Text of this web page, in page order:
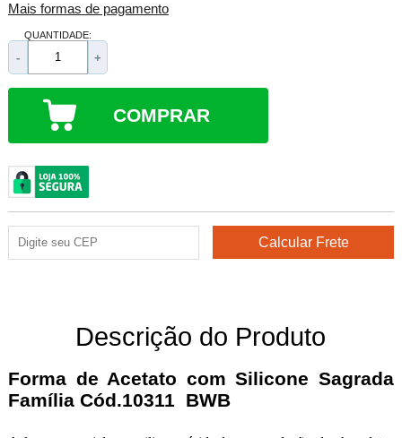
Mais formas de pagamento
QUANTIDADE:
- +
COMPRAR
Descrição do Produto
Forma de Acetato com Silicone Sagrada
Família Cód.10311 BWB